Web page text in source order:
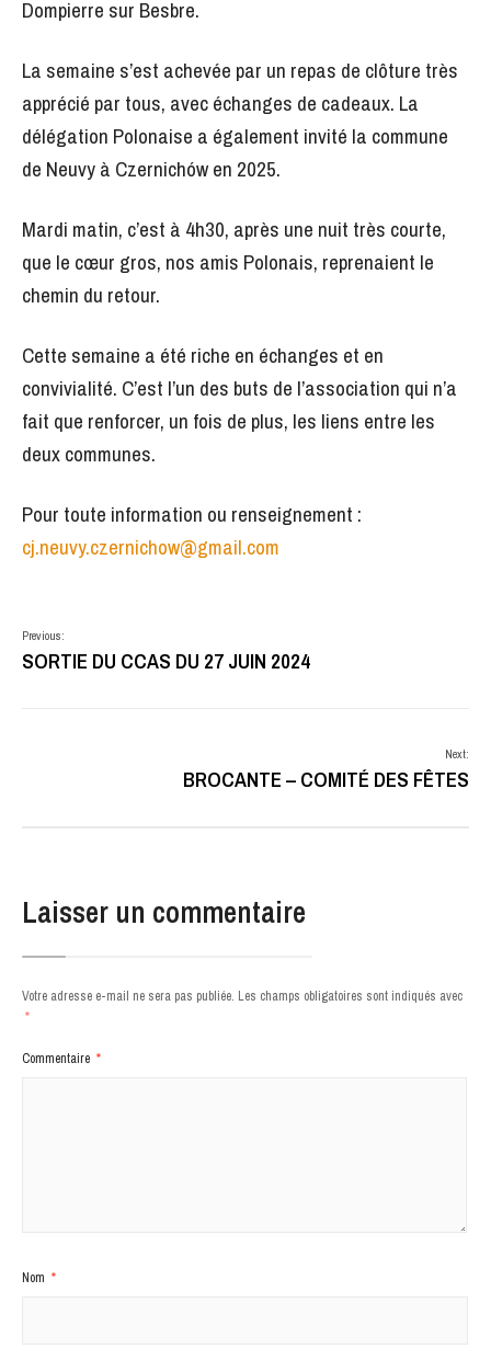
Dompierre sur Besbre.
La semaine s’est achevée par un repas de clôture très
apprécié par tous, avec échanges de cadeaux. La
délégation Polonaise a également invité la commune
de Neuvy à Czernichów en 2025.
Mardi matin, c’est à 4h30, après une nuit très courte,
que le cœur gros, nos amis Polonais, reprenaient le
chemin du retour.
Cette semaine a été riche en échanges et en
convivialité. C’est l’un des buts de l’association qui n’a
fait que renforcer, un fois de plus, les liens entre les
deux communes.
Pour toute information ou renseignement :
cj.neuvy.czernichow@gmail.com
Previous:
SORTIE DU CCAS DU 27 JUIN 2024
Next:
BROCANTE – COMITÉ DES FÊTES
Laisser un commentaire
Votre adresse e-mail ne sera pas publiée. Les champs obligatoires sont indiqués avec
*
Commentaire *
Nom *